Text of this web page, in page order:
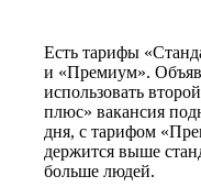
Есть тарифы
и «Премиум».
использовать
плюс» вакансия
дня, с тарифом
держится выше
больше людей.